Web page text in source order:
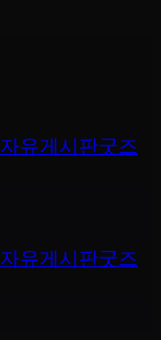
자유게시판굿즈
자유게시판굿즈